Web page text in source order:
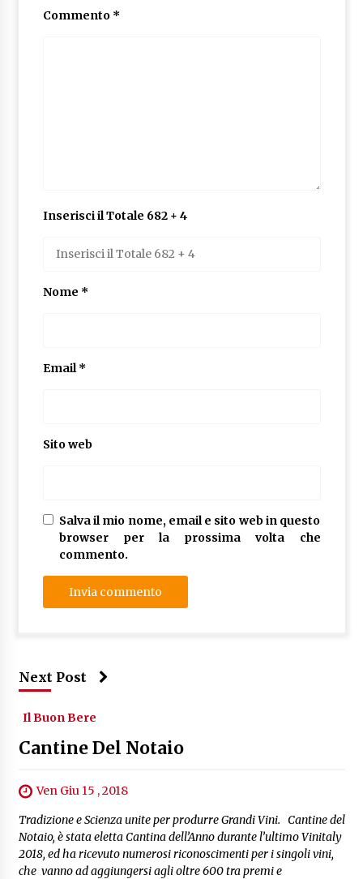
Commento *
Inserisci il Totale 682 + 4
Nome *
Email*
Sito web
Salva il mio nome, email e sito web in questo
browser per la prossima volta che
commento.
Next Post
Il Buon Bere
Cantine Del Notaio
Ven Giu 15 , 2018
Tradizione e Scienza unite per produrre Grandi Vini. Cantine del
Notaio, è stata eletta Cantina dell’Anno durante l’ultimo Vinitaly
2018, ed ha ricevuto numerosi riconoscimenti per i singoli vini,
che vanno ad aggiungersi agli oltre 600 tra premi e